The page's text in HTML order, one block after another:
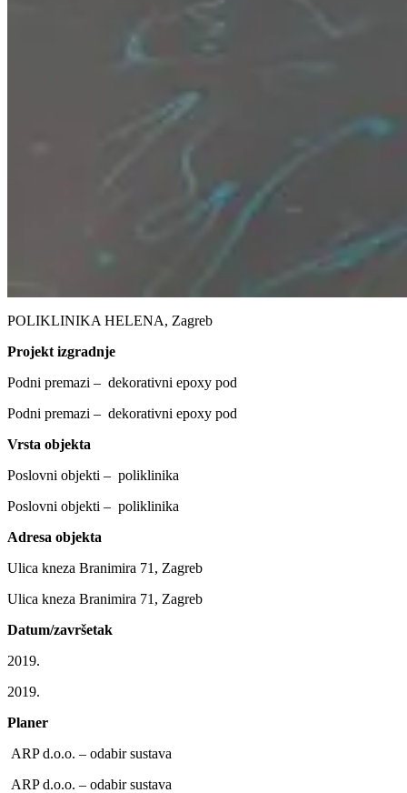
POLIKLINIKA HELENA, Zagreb
Projekt izgradnje
Podni premazi – dekorativni epoxy pod
Podni premazi – dekorativni epoxy pod
Vrsta objekta
Poslovni objekti – poliklinika
Poslovni objekti – poliklinika
Adresa objekta
Ulica kneza Branimira 71, Zagreb
Ulica kneza Branimira 71, Zagreb
Datum/završetak
2019.
2019.
Planer
ARP d.o.o. – odabir sustava
ARP d.o.o. – odabir sustava